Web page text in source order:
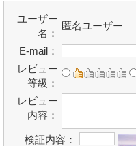
ユーザー
名：
匿名ユーザー
E-mail：
レビュー
等級：
レビュー
内容：
検証内容：